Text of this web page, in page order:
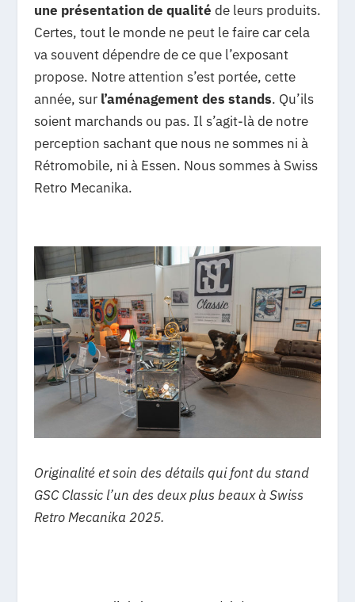
une présentation de qualité de leurs produits.
Certes, tout le monde ne peut le faire car cela
va souvent dépendre de ce que l’exposant
propose. Notre attention s’est portée, cette
année, surl’aménagement des stands. Qu’ils
soient marchands ou pas. Il s’agit-là de notre
perception sachant que nous ne sommes ni à
Rétromobile, ni à Essen. Nous sommes à Swiss
Retro Mecanika.
Originalité et soin des détails qui font du stand
GSC Classic l’un des deux plus beaux à Swiss
Retro Mecanika 2025.